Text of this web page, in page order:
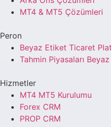
MT4 & MT5 Çözümleri
Peron
Beyaz Etiket Ticaret
Tahmin Piyasaları
Hizmetler
MT4 MT5 Kurulumu
Forex CRM
PROP CRM